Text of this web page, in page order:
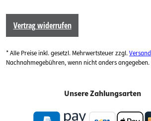
Vertrag widerrufen
* Alle Preise inkl. gesetzl. Mehrwertsteuer zzgl.
Nachnahmegebühren, wenn nicht anders angegeben.
Unsere Zahlungsarten